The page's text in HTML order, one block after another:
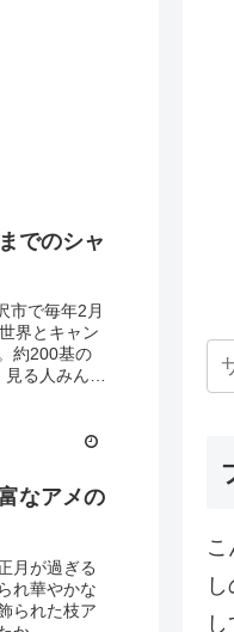
でのシャ
市で毎年2月
界とキャン
約200基の
る人みんな
なアメの
月が過ぎる
れ華やかな
られた枝ア